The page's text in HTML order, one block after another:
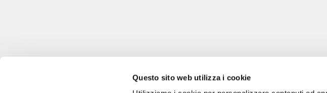
Questo sito web utilizza i cookie